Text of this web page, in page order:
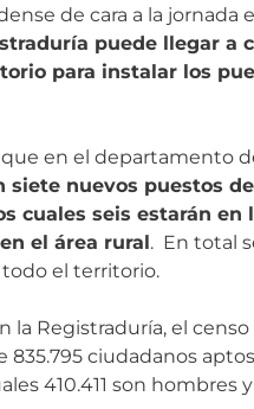
de cara a la jornada
puede llegar a
para instalar los
en el departamento
siete nuevos puestos de
cuales seis estarán en
el área rural. En total
el territorio.
la Registraduría, el
835.795 ciudadanos
410.411 son hombres